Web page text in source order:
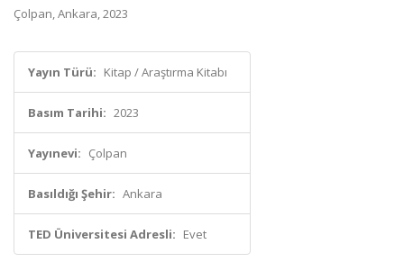
Çolpan, Ankara, 2023
Yayın Türü: Kitap / Araştırma Kitabı
Basım Tarihi: 2023
Yayınevi: Çolpan
Basıldığı Şehir: Ankara
TED Üniversitesi Adresli: Evet